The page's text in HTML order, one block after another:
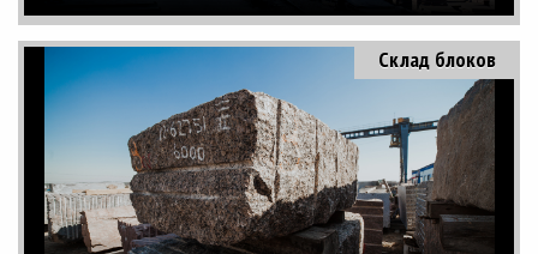
Склад блоков